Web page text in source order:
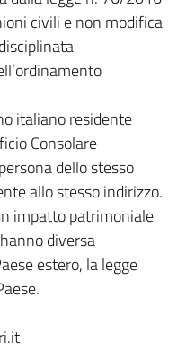
civili e non modifica
italiano residente
Consolare
dello stesso
allo stesso indirizzo.
impatto patrimoniale
diversa
estero, la legge